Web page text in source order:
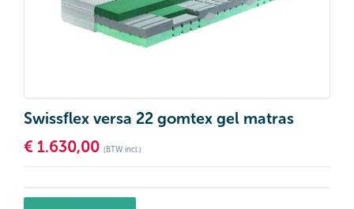
Swissflex versa 22 gomtex gel matras
€ 1.630,00 (BTW incl.)